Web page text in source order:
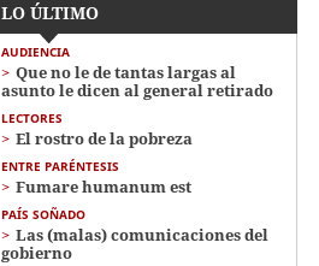
LO ÚLTIMO
AUDIENCIA
Que no le de tantas largas al
asunto le dicen al general retirado
LECTORES
El rostro de la pobreza
ENTRE PARÉNTESIS
Fumare humanum est
PAÍS SOÑADO
Las (malas) comunicaciones del
gobierno